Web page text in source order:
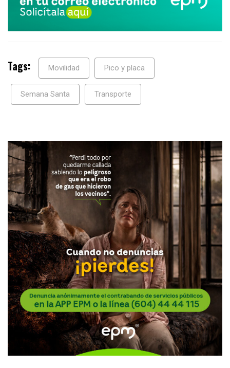
Tags: Movilidad Pico y placa
Semana Santa Transporte